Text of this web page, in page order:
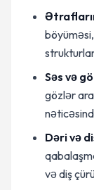
Səs və
gözlər
Dəri və
və diş